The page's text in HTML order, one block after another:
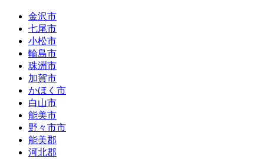
金沢市
七尾市
小松市
輪島市
珠洲市
加賀市
かほく市
白山市
能美市
野々市市
能美郡
河北郡